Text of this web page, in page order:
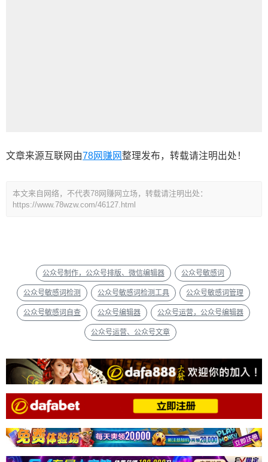
文章来源互联网由78网赚网整理发布，转载请注明出处！
本文来自网络，不代表78网赚网立场，转载请注明出处：
https://www.78wzw.com/46127.html
公众号制作，公众号排版、微信编辑器 公众号敏感词
公众号敏感词检测 公众号敏感词检测工具 公众号敏感词管理
公众号敏感词自查 公众号编辑器 公众号运营，公众号编辑器
公众号运营、公众号文章